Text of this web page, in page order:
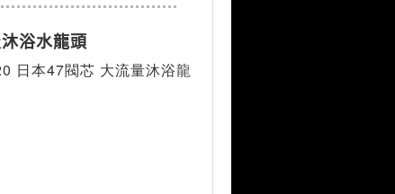
浴水龍頭
日本47閥芯 大流量沐浴龍